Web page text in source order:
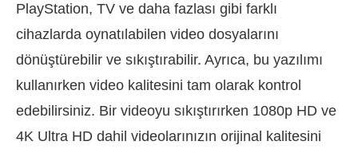
PlayStation, TV ve daha fazlası gibi farklı
cihazlarda oynatılabilen video dosyalarını
dönüştürebilir ve sıkıştırabilir. Ayrıca, bu yazılımı
kullanırken video kalitesini tam olarak kontrol
edebilirsiniz. Bir videoyu sıkıştırırken 1080p HD ve
4K Ultra HD dahil videolarınızın orijinal kalitesini